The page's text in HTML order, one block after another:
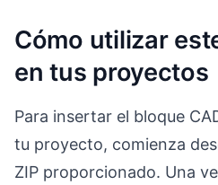
Cómo utilizar
en tus proyectos
Para insertar el bloque
tu proyecto, comienza
ZIP proporcionado. Una